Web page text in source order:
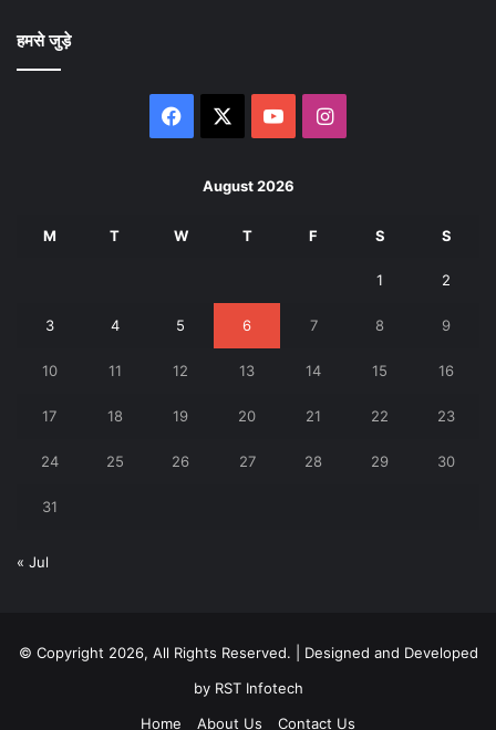
हमसे जुड़े
Facebook YouTubeInstagram
August 2026
M T W T F S S
1 2
3 4 5 6 7 8 9
10 11 12 13 14 15 16
17 18 19 20 21 22 23
24 25 26 27 28 29 30
31
« Jul
© Copyright 2026, All Rights Reserved. | Designed and Developed
byRST Infotech
Home
About Us Contact Us